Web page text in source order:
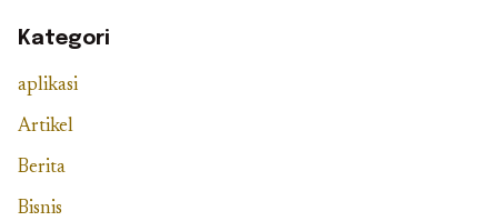
Kategori
aplikasi
Artikel
Berita
Bisnis